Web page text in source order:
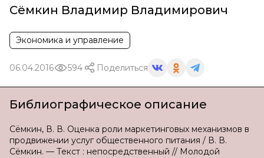
Сёмкин Владимир Владимирович
Экономика и управление
06.04.2016 594 Поделиться
Библиографическое описание
Сёмкин, В. В. Оценка роли маркетинговых механизмов в
продвижении услуг общественного питания / В. В.
Сёмкин. — Текст : непосредственный // Молодой